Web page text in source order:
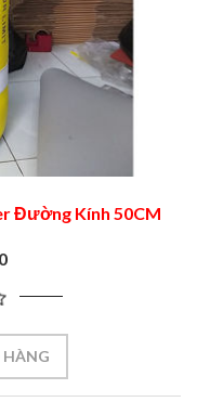
Đường Kính 50CM